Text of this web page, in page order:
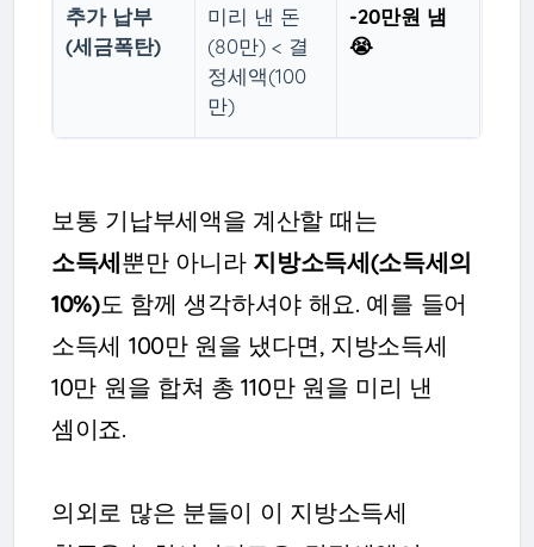
추가 납부
(세금폭탄)
미리 낸 돈
(80만) < 결
정세액(100
만)
-20만원 냄
😭
보통 기납부세액을 계산할 때는
소득세뿐만 아니라 지방소득세(소득세의
10%)도 함께 생각하셔야 해요. 예를 들어
소득세 100만 원을 냈다면, 지방소득세
10만 원을 합쳐 총 110만 원을 미리 낸
셈이죠.
의외로 많은 분들이 이 지방소득세